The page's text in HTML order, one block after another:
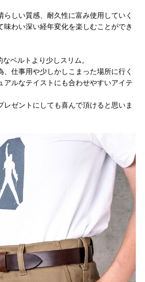
らしい質感、耐久性に富み使用していく
味わい深い経年変化を楽しむことができ
ベルトより少しスリム。
、仕事用や少しかしこまった場所に行く
アルなテイストにも合わせやすいアイテ
レゼントにしても喜んで頂けると思いま